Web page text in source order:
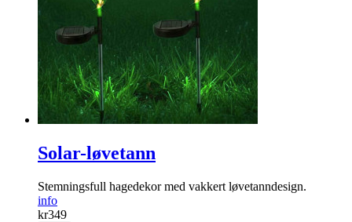
Solar-løvetann
Stemningsfull hagedekor med vakkert løve­tanndesign.
info
kr349